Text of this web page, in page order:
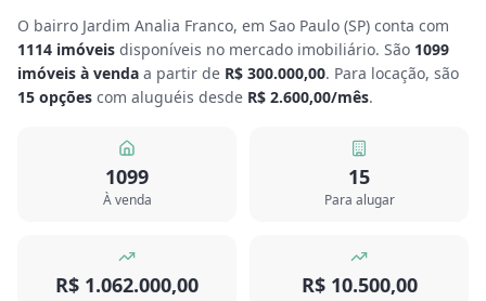
O bairro Jardim Analia Franco, em Sao Paulo (SP) conta com
1114 imóveis disponíveis no mercado imobiliário. São 1099
imóveis à venda a partir de R$ 300.000,00. Para locação, são
15 opções com aluguéis desde R$ 2.600,00/mês.
1099
À venda
15
Para alugar
R$ 1.062.000,00 R$ 10.500,00